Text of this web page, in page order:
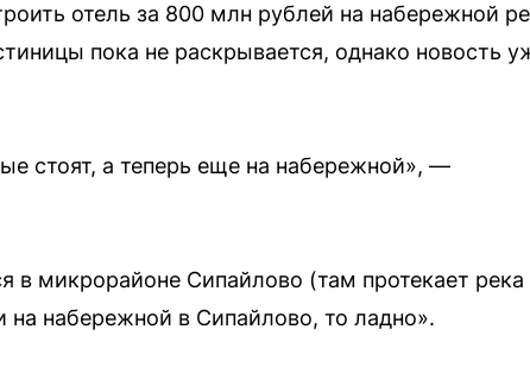
отель за 800 млн рублей на набережной
пока не раскрывается, однако новость
стоят, а теперь еще на набережной», —
в микрорайоне Сипайлово (там протекает река
набережной в Сипайлово, то ладно».